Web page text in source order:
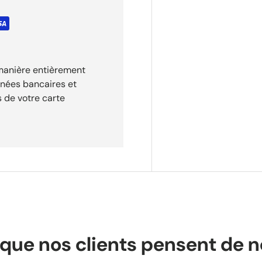
entièrement
bancaires et
de votre carte
nos clients pensent de